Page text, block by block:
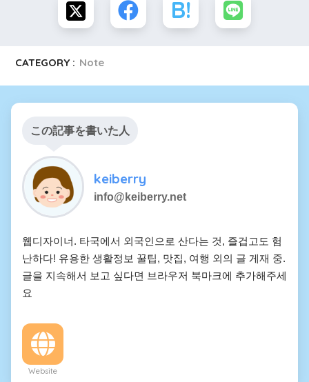
CATEGORY : Note
この記事を書いた人
keiberry
info@keiberry.net
웹디자이너. 타국에서 외국인으로 산다는 것, 즐겁고도 험
난하다! 유용한 생활정보 꿀팁, 맛집, 여행 외의 글 게재 중.
글을 지속해서 보고 싶다면 브라우저 북마크에 추가해주세
요
Website